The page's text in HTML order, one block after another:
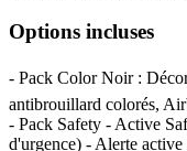
Options incluses
- Pack Color Noir :
antibrouillard colorés,
- Pack Safety - Active
d'urgence) - Alerte